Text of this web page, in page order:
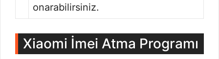
onarabilirsiniz.
Xiaomi İmei Atma Programı